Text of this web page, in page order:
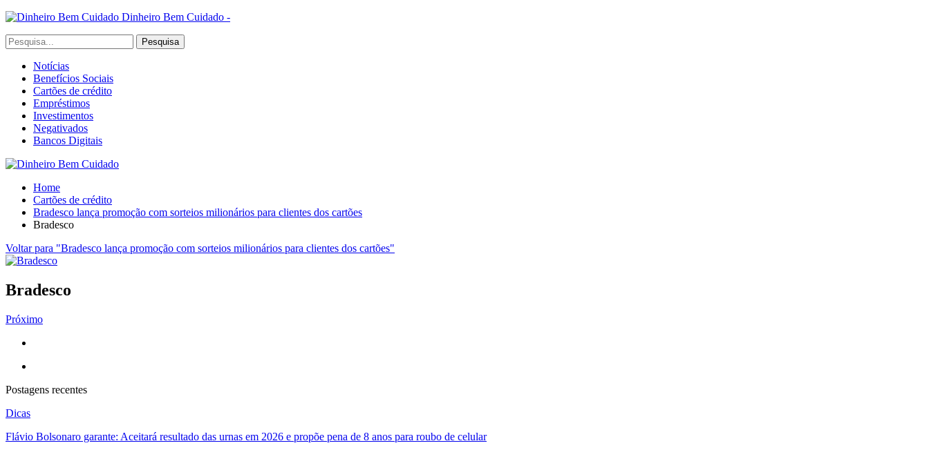
Dinheiro Bem Cuidado -
Notícias
Benefícios Sociais
Cartões de crédito
Empréstimos
Investimentos
Negativados
Bancos Digitais
Home
Cartões de crédito
Bradesco lança promoção com sorteios milionários para clientes dos cartões
Bradesco
Voltar para "Bradesco lança promoção com sorteios milionários para clientes dos cartões"
Bradesco
Próximo
Postagens recentes
Dicas
Flávio Bolsonaro garante: Aceitará resultado das urnas em 2026 e propõe pena de 8 anos para roubo de celular